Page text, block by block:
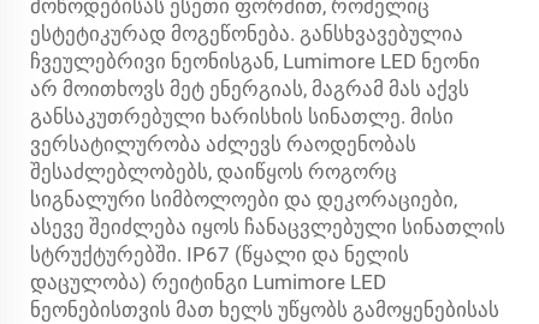
მოწოდებისას ესეთი ფორმით, რომელიც
ესტეტიკურად მოგეწონება. განსხვავებულია
ჩვეულებრივი ნეონისგან, Lumimore LED ნეონი
არ მოითხოვს მეტ ენერგიას, მაგრამ მას აქვს
განსაკუთრებული ხარისხის სინათლე. მისი
ვერსატილურობა აძლევს რაოდენობას
შესაძლებლობებს, დაიწყოს როგორც
სიგნალური სიმბოლოები და დეკორაციები,
ასევე შეიძლება იყოს ჩანაცვლებული სინათლის
სტრუქტურებში. IP67 (წყალი და ნელის
დაცულობა) რეიტინგი Lumimore LED
ნეონებისთვის მათ ხელს უწყობს გამოყენებისას